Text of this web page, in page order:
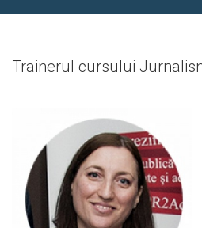
Trainerul cursului